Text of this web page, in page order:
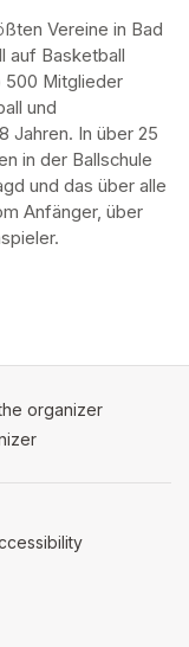
Vereine in Bad
auf Basketball
500 Mitglieder
und
Jahren. In über 25
in der Ballschule
und das über alle
Anfänger, über
organizer
in a new tab)